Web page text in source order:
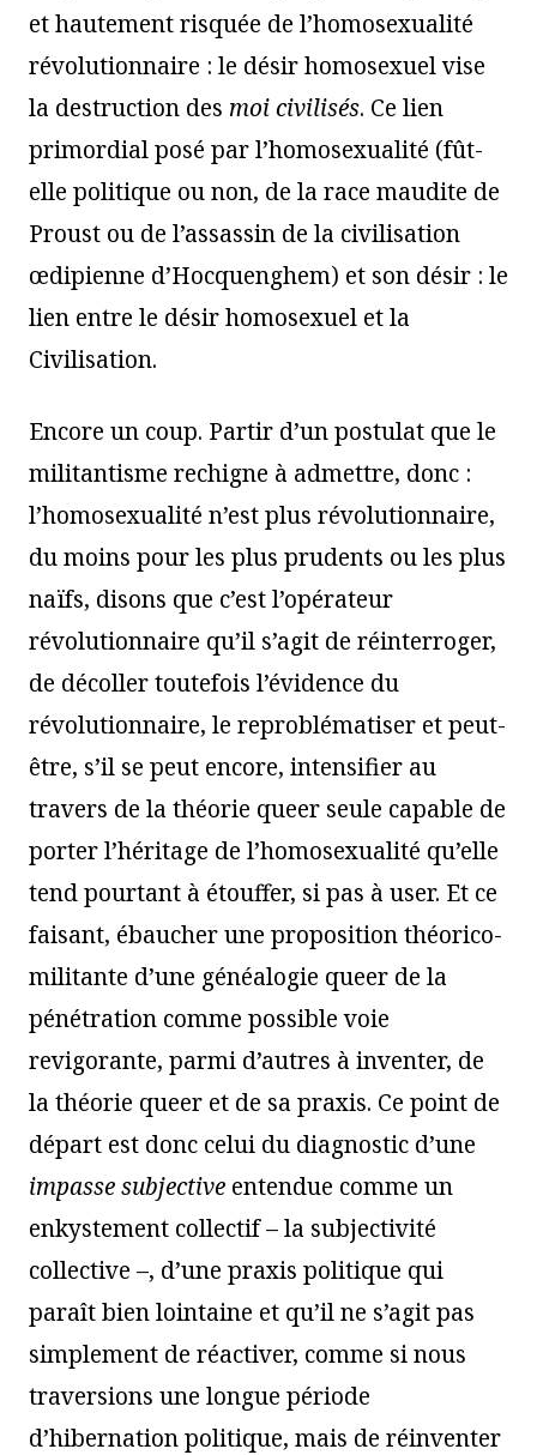
et hautement risquée de l’homosexualité
révolutionnaire : le désir homosexuel vise
la destruction des moi civilisés. Ce lien
primordial posé par l’homosexualité (fût-
elle politique ou non, de la race maudite de
Proust ou de l’assassin de la civilisation
œdipienne d’Hocquenghem) et son désir : le
lien entre le désir homosexuel et la
Civilisation.
Encore un coup. Partir d’un postulat que le
militantisme rechigne à admettre, donc :
l’homosexualité n’est plus révolutionnaire,
du moins pour les plus prudents ou les plus
naïfs, disons que c’est l’opérateur
révolutionnaire qu’il s’agit de réinterroger,
de décoller toutefois l’évidence du
révolutionnaire, le reproblématiser et peut-
être, s’il se peut encore, intensifier au
travers de la théorie queer seule capable de
porter l’héritage de l’homosexualité qu’elle
tend pourtant à étouffer, si pas à user. Et ce
faisant, ébaucher une proposition théorico-
militante d’une généalogie queer de la
pénétration comme possible voie
revigorante, parmi d’autres à inventer, de
la théorie queer et de sa praxis. Ce point de
départ est donc celui du diagnostic d’une
impasse subjective entendue comme un
enkystement collectif – la subjectivité
collective –, d’une praxis politique qui
paraît bien lointaine et qu’il ne s’agit pas
simplement de réactiver, comme si nous
traversions une longue période
d’hibernation politique, mais de réinventer